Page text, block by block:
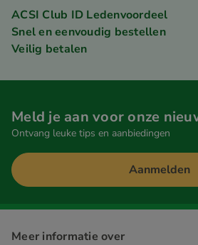
ACSI Club ID Ledenvoordeel
Snel en eenvoudig bestellen
Veilig betalen
Meld je aan voor onze
Ontvang leuke tips en aanbiedingen
Aanmelden
Meer informatie over